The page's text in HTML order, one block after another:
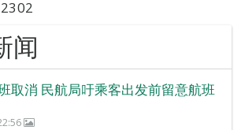
闻
取消 民航局吁乘客出发前留意航班